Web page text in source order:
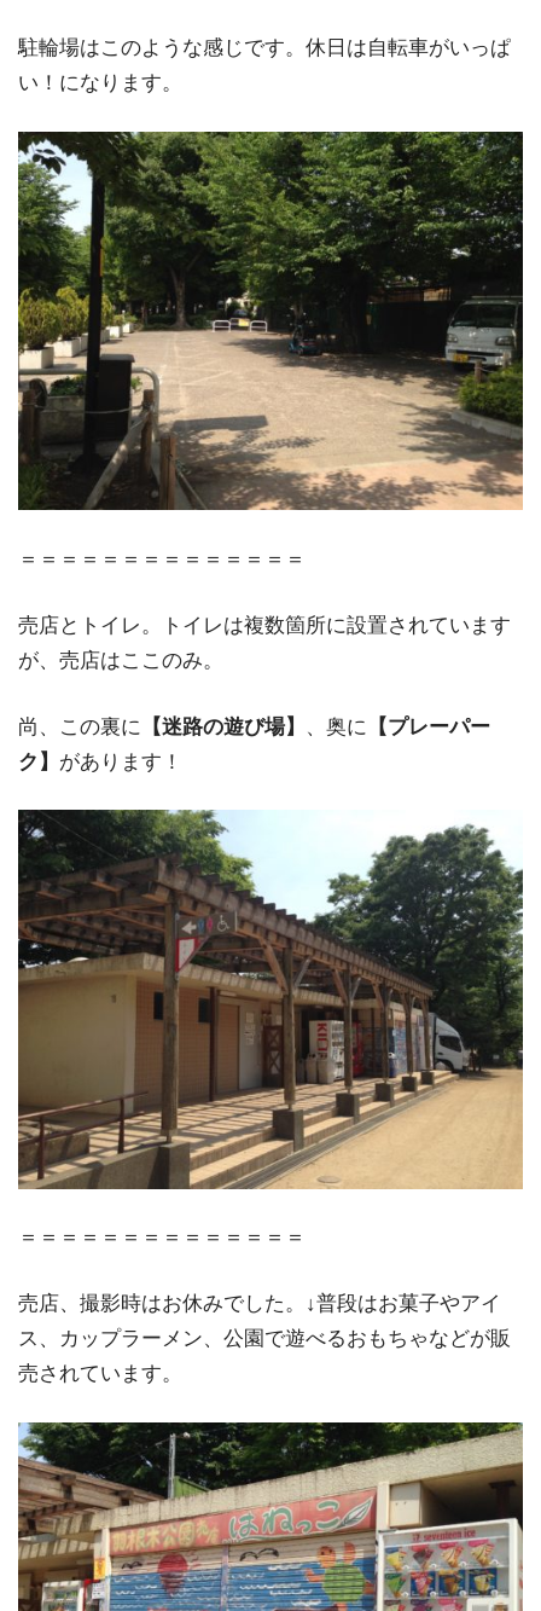
駐輪場はこのような感じです。休日は自転車がいっぱ
い！になります。
＝＝＝＝＝＝＝＝＝＝＝＝＝＝
売店とトイレ。トイレは複数箇所に設置されています
が、売店はここのみ。
尚、この裏に 【迷路の遊び場】 、奥に
【プレーパー
ク】 があります！
＝＝＝＝＝＝＝＝＝＝＝＝＝＝
売店、撮影時はお休みでした。↓普段はお菓子やアイ
ス、カップラーメン、公園で遊べるおもちゃなどが販
売されています。